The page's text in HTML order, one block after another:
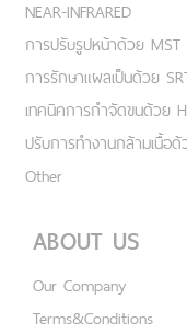
NEAR-INFRARED
การปรับรูปหน้าด้วย MST
การรักษาแผลเป็นด้วย
เทคนิคการกำจัดขนด้วย
ปรับการทำงานกล้ามเนื้อ
Other
ABOUT US
Our Company
Terms&Conditions